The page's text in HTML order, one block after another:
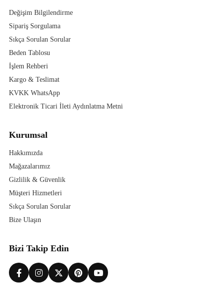
Değişim Bilgilendirme
Sipariş Sorgulama
Sıkça Sorulan Sorular
Beden Tablosu
İşlem Rehberi
Kargo & Teslimat
KVKK WhatsApp
Elektronik Ticari İleti Aydınlatma Metni
Kurumsal
Hakkımızda
Mağazalarımız
Gizlilik & Güvenlik
Müşteri Hizmetleri
Sıkça Sorulan Sorular
Bize Ulaşın
Bizi Takip Edin